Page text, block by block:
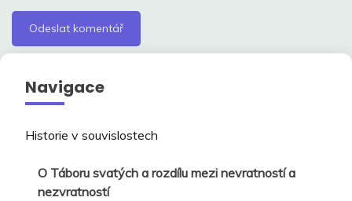
Navigace
Historie v souvislostech
O Táboru svatých a rozdílu mezi nevratností a
nezvratností